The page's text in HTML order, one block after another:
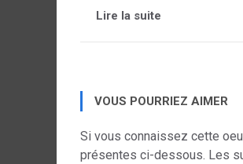
Lire la suite
VOUS POURRIEZ AIMER
Si vous connaissez cette
présentes ci-dessous. Les